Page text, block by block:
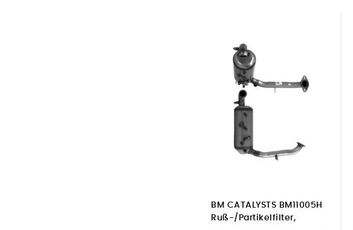
BM CATALYSTS BM11005H
Ruß-/Partikelfilter,